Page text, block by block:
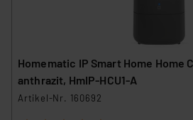
Homematic IP Smart Home Home
anthrazit, HmIP-HCU1-A
Artikel-Nr. 160692